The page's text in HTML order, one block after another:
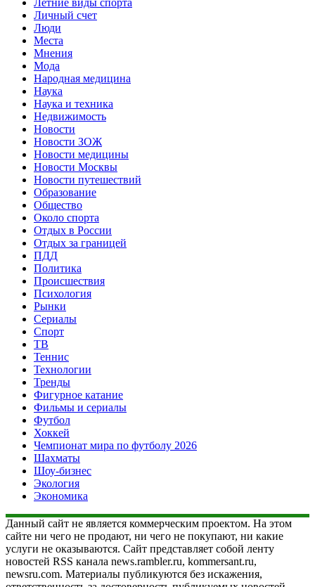
Личный счет
Люди
Места
Мнения
Мода
Народная медицина
Наука
Наука и техника
Недвижимость
Новости
Новости ЗОЖ
Новости медицины
Новости Москвы
Новости путешествий
Образование
Общество
Около спорта
Отдых в России
Отдых за границей
ПДД
Политика
Происшествия
Психология
Рынки
Сериалы
Спорт
ТВ
Теннис
Технологии
Тренды
Фигурное катание
Фильмы и сериалы
Футбол
Хоккей
Чемпионат мира по футболу 2026
Шахматы
Шоу-бизнес
Экология
Экономика
Данный сайт не является коммерческим проектом. На этом
сайте ни чего не продают, ни чего не покупают, ни какие
услуги не оказываются. Сайт представляет собой ленту
новостей RSS канала news.rambler.ru, kommersant.ru,
newsru.com. Материалы публикуются без искажения,